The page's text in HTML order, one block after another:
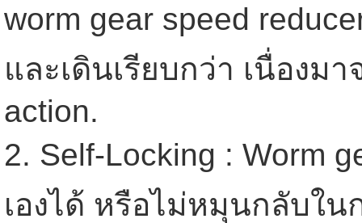
worm gear speed
และเดินเรียบกว่า เนื่อง
action.
2. Self-Locking : Worm
เองได้ หรือไม่หมุนกลับใ